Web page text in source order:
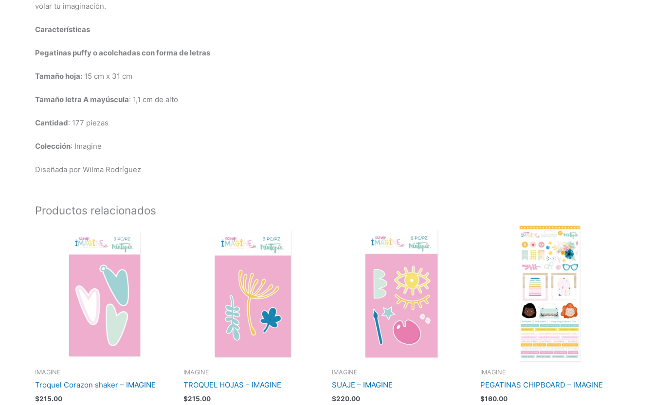
volar tu imaginación.
Características
Pegatinas puffy o acolchadas con forma de letras
Tamaño hoja: 15 cm x 31 cm
Tamaño letra A mayúscula: 1,1 cm de alto
Cantidad: 177 piezas
Colección: Imagine
Diseñada por Wilma Rodríguez
Productos relacionados
IMAGINE
Troquel Corazon shaker – IMAGINE
$215.00
IMAGINE
TROQUEL HOJAS – IMAGINE
$215.00
IMAGINE
SUAJE – IMAGINE
$220.00
IMAGINE
PEGATINAS CHIPBOARD – IMAGINE
$160.00